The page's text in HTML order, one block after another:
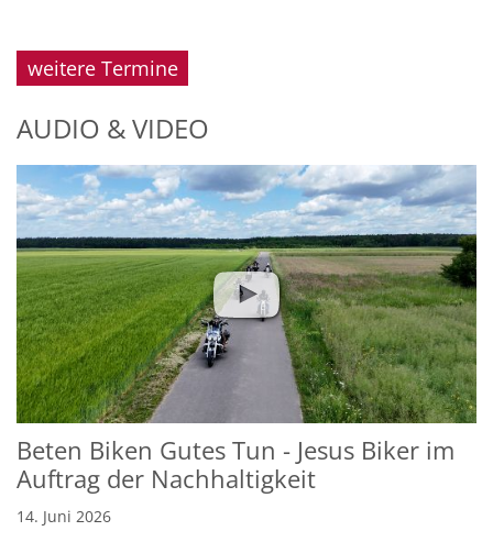
weitere Termine
AUDIO & VIDEO
Beten Biken Gutes Tun - Jesus Biker im
Auftrag der Nachhaltigkeit
14. Juni 2026